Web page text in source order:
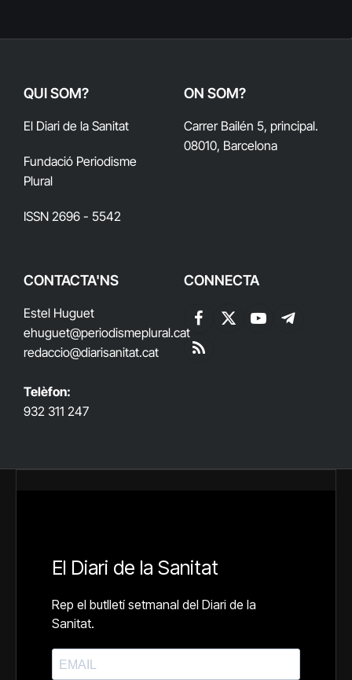
QUI SOM?
El Diari de la Sanitat
Fundació Periodisme
Plural
ISSN 2696 - 5542
ON SOM?
Carrer Bailén 5, principal.
08010, Barcelona
CONTACTA'NS
Estel Huguet
ehuguet@periodismeplural.cat
redaccio@diarisanitat.cat
Telèfon:
932 311 247
CONNECTA
Facebook
X
YouTubeTelegram
RSS